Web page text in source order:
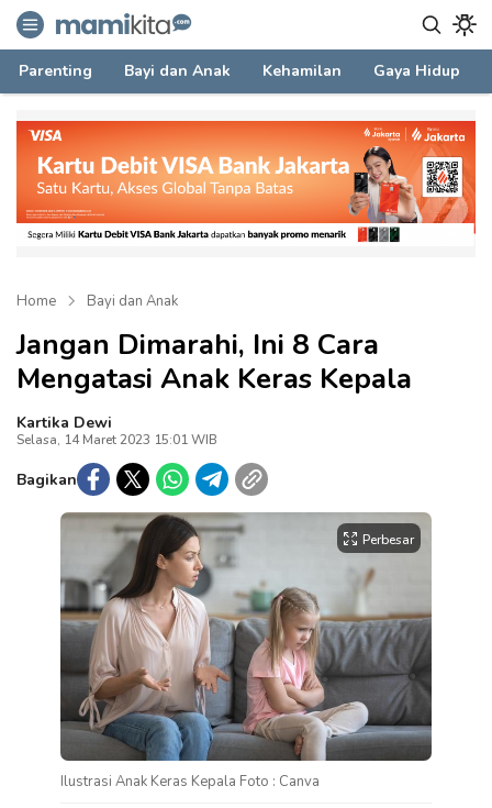
mamikita.com
Informasi Parenting untuk Mami Milenial
Parenting Bayi dan Anak Kehamilan Gaya Hidup
Home Bayi dan Anak
Jangan Dimarahi, Ini 8 Cara
Mengatasi Anak Keras Kepala
Kartika Dewi
Selasa, 14 Maret 2023 15:01 WIB
Bagikan
Perbesar
Ilustrasi Anak Keras Kepala Foto : Canva